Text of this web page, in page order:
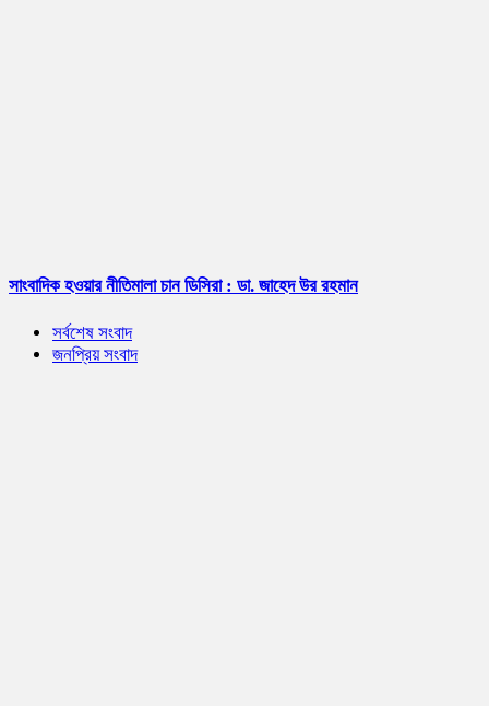
সাংবাদিক হওয়ার নীতিমালা চান ডিসিরা : ডা. জাহেদ উর রহমান
সর্বশেষ সংবাদ
জনপ্রিয় সংবাদ